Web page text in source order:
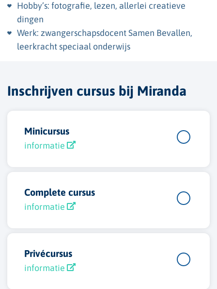
Hobby’s: fotografie, lezen, allerlei creatieve
dingen
Werk: zwangerschapsdocent Samen Bevallen,
leerkracht speciaal onderwijs
Inschrijven cursus bij Miranda
Minicursus
informatie
Complete cursus
informatie
Privécursus
informatie